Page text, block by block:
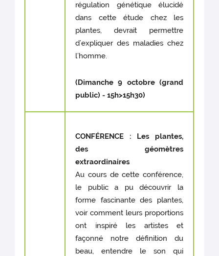
régulation génétique élucidé
dans cette étude chez les
plantes, devrait permettre
d’expliquer des maladies chez
l’homme.
(Dimanche 9 octobre (grand
public) - 15h>15h30)
CONFÉRENCE : Les plantes,
des géomètres
extraordinaires
Au cours de cette conférence,
le public a pu découvrir la
forme fascinante des plantes,
voir comment leurs proportions
ont inspiré les artistes et
façonné notre définition du
beau, entendre le son qui